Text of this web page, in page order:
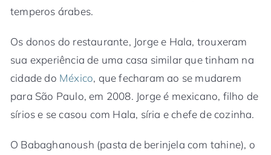
temperos árabes.
Os donos do restaurante, Jorge e Hala, trouxeram
sua experiência de uma casa similar que tinham na
cidade do México, que fecharam ao se mudarem
para São Paulo, em 2008. Jorge é mexicano, filho de
sírios e se casou com Hala, síria e chefe de cozinha.
O Babaghanoush (pasta de berinjela com tahine), o